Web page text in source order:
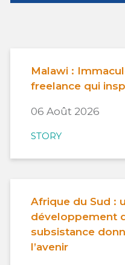
Malawi :
freelance qui
06 Août 2026
STORY
Afrique du Sud :
développement
subsistance
l’avenir